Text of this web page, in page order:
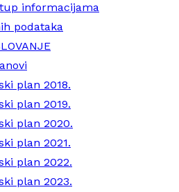
informacijama
podataka
plan 2018.
plan 2019.
plan 2020.
plan 2021.
plan 2022.
plan 2023.